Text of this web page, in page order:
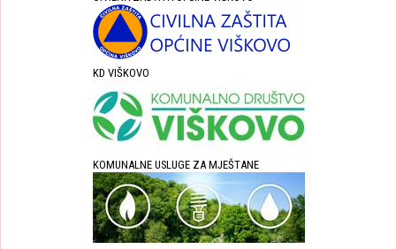
KD VIŠKOVO
KOMUNALNE USLUGE ZA MJEŠTANE